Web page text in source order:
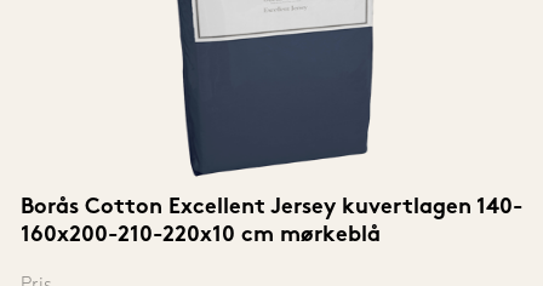
Borås Cotton Excellent Jersey kuvertlagen 140-
160x200-210-220x10 cm mørkeblå